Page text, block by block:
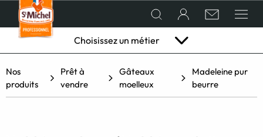
QUI SOMMES-NOUS ?
Choisissez un métier
Hôtellerie
Restaurant
& café
Boulangerie
pâtisserie
Vente à
emporter
TraiteurLabo
pâtissier
en GMS
Nos
produits
Prêt à
vendre
Gâteaux
moelleux
Madeleine pur
beurre